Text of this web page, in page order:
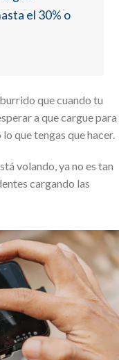
el 30% o
que cuando tu
a que cargue para
que tengas que hacer.
volando, ya no es tan
cargando las